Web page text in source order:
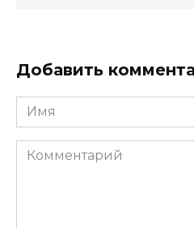
Добавить
Имя
*
Комментарий